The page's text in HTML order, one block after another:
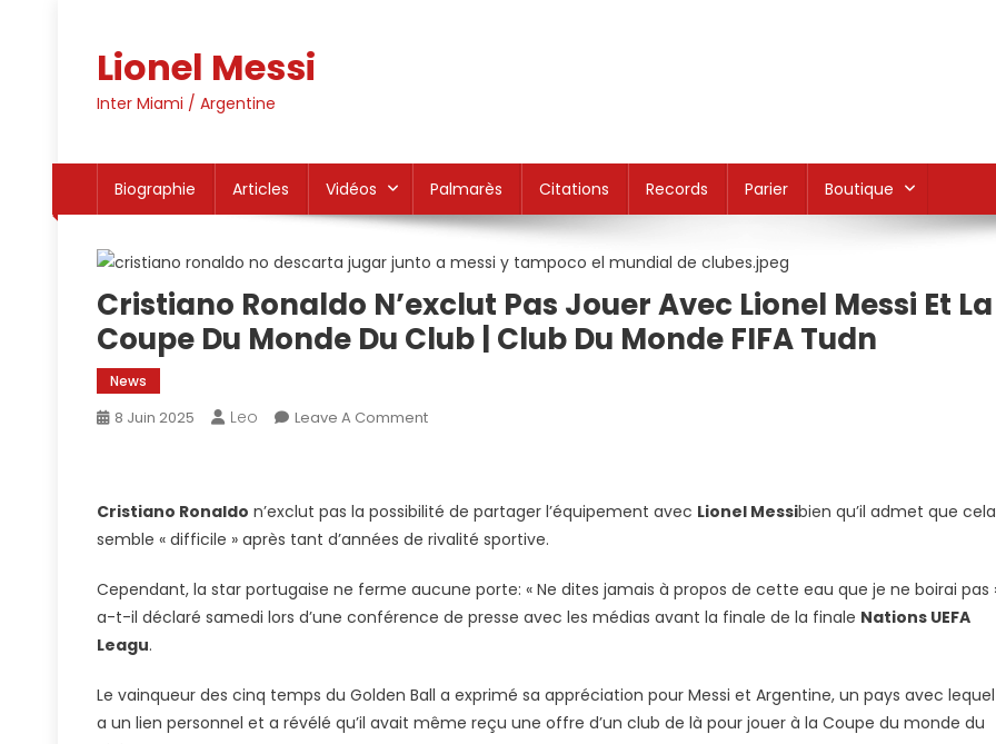
Lionel Messi
Inter Miami / Argentine
Biographie Articles Vidéos Palmarès Citations Records Parier Boutique
Cristiano Ronaldo N’exclut Pas Jouer Avec Lionel Messi Et La
Coupe Du Monde Du Club | Club Du Monde FIFA Tudn
News
8 Juin 2025 Leo Leave A CommentOn
Pas
Jouer
Lionel
Messi
Coupe
Du
Cristiano Ronaldo n’exclut pas la possibilité de partager l’équipement avec Lionel Messibien qu’il admet que cela
semble « difficile » après tant d’années de rivalité sportive.
Cependant, la star portugaise ne ferme aucune porte: « Ne dites jamais à propos de cette eau que je ne boirai pas
a-t-il déclaré samedi lors d’une conférence de presse avec les médias avant la finale de la finale Nations UEFA
Leagu.
Le vainqueur des cinq temps du Golden Ball a exprimé sa appréciation pour Messi et Argentine, un pays avec
a un lien personnel et a révélé qu’il avait même reçu une offre d’un club de là pour jouer à la Coupe du monde du